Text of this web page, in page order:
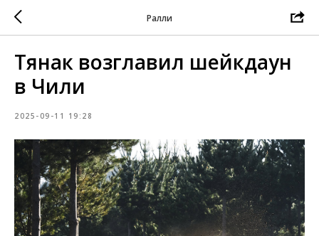
Ралли
Тянак возглавил шейкдаун
в Чили
2025-09-11 19:28